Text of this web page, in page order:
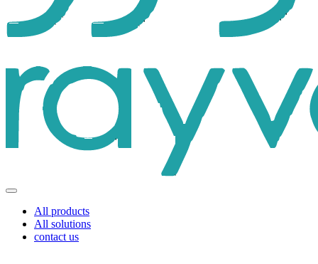
All products
All solutions
contact us